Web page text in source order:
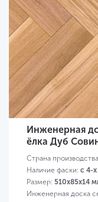
Инженерная
ёлка Дуб
Страна
Наличие фаски: с 4-
Размер: 510х85х14
Инженерная доска